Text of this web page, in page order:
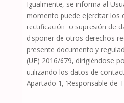
Igualmente, se informa al
momento puede ejercitar los
rectificación o supresión de
disponer de otros derechos
presente documento y
(UE) 2016/679, dirigiéndose
utilizando los datos de
Apartado 1, ‘Responsable de